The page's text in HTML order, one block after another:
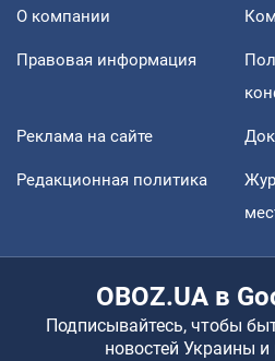
О компании
Правовая информация
Реклама на сайте
Редакционная политика
OBOZ.UA в
Подписывайтесь, чтобы
новостей Украины и